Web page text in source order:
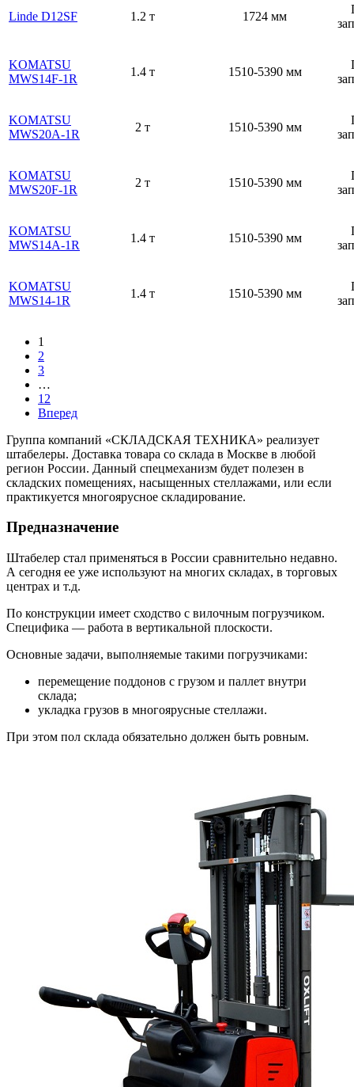
Linde D12SF 1.2 т 1724 мм
KOMATSU
MWS14F-1R
1.4 т 1510-5390 мм
KOMATSU
MWS20А-1R
2 т 1510-5390 мм
KOMATSU
MWS20F-1R
2 т 1510-5390 мм
KOMATSU
MWS14A-1R
1.4 т 1510-5390 мм
KOMATSU
MWS14-1R
1.4 т 1510-5390 мм
1
2
3
…
12
Вперед
Группа компаний «СКЛАДСКАЯ ТЕХНИКА» реализует
штабелеры. Доставка товара со склада в Москве в любой
регион России. Данный спецмеханизм будет полезен в
складских помещениях, насыщенных стеллажами, или если
практикуется многоярусное складирование.
Предназначение
Штабелер стал применяться в России сравнительно недавно.
А сегодня ее уже используют на многих складах, в торговых
центрах и т.д.
По конструкции имеет сходство с вилочным погрузчиком.
Специфика — работа в вертикальной плоскости.
Основные задачи, выполняемые такими погрузчиками:
перемещение поддонов с грузом и паллет внутри
склада;
укладка грузов в многоярусные стеллажи.
При этом пол склада обязательно должен быть ровным.